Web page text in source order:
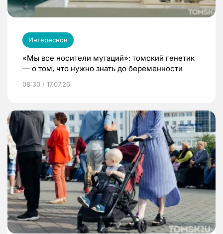
Интересное
«Мы все носители мутаций»: томский генетик
— о том, что нужно знать до беременности
08:30 / 17.07.26